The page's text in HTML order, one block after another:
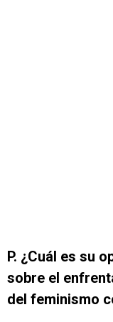
P. ¿Cuál es su
sobre el
del feminismo